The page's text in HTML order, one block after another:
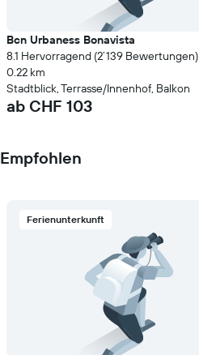
Bcn Urbaness Bonavista
8.1 Hervorragend (2’139 Bewertungen)
0.22 km
Stadtblick, Terrasse/Innenhof, Balkon
ab CHF 103
Empfohlen
Ferienunterkunft